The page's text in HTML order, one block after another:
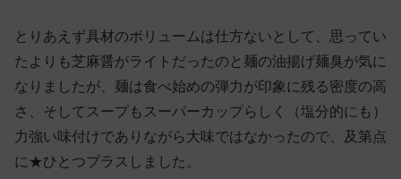
とりあえず具材のボリュームは仕方ないとして、思ってい
たよりも芝麻醤がライトだったのと麺の油揚げ麺臭が気に
なりましたが、麺は食べ始めの弾力が印象に残る密度の高
さ、そしてスープもスーパーカップらしく（塩分的にも）
力強い味付けでありながら大味ではなかったので、及第点
に★ひとつプラスしました。